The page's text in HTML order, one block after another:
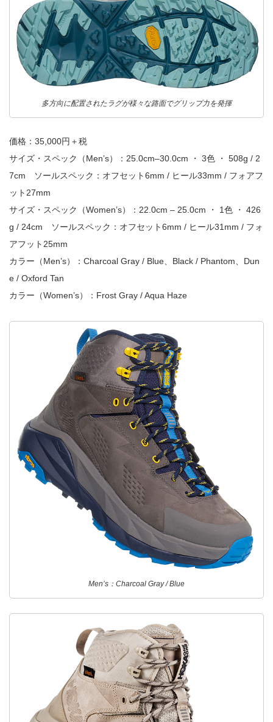
多方向に配置されたラグが様々な路面でグリップ力を発揮
価格：35,000円＋税
サイズ・スペック（Men’s）：25.0cm–30.0cm ・ 3色 ・ 508g / 2
7cm ソールスペック：オフセット6mm / ヒール33mm / フォアフ
ット27mm
サイズ・スペック（Women’s）：22.0cm – 25.0cm ・ 1色 ・ 426
g / 24cm ソールスペック：オフセット6mm / ヒール31mm / フォ
アフット25mm
カラー（Men’s）：Charcoal Gray / Blue、Black / Phantom、Dun
e / Oxford Tan
カラー（Women’s）：Frost Gray / Aqua Haze
Men’s：Charcoal Gray / Blue